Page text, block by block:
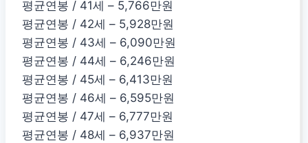
평균연봉 / 41세 – 5,766만원
평균연봉 / 42세 – 5,928만원
평균연봉 / 43세 – 6,090만원
평균연봉 / 44세 – 6,246만원
평균연봉 / 45세 – 6,413만원
평균연봉 / 46세 – 6,595만원
평균연봉 / 47세 – 6,777만원
평균연봉 / 48세 – 6,937만원